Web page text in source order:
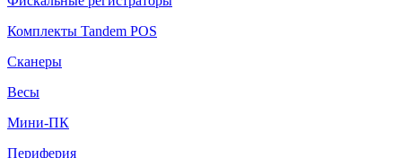
Комплекты Tandem POS
Сканеры
Весы
Мини-ПК
Периферия